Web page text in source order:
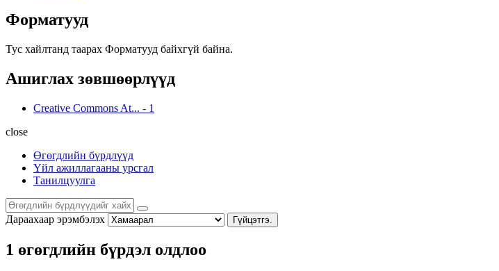
Форматууд
Тус хайлтанд таарах Форматууд байхгүй байна.
Ашиглах зөвшөөрлүүд
Creative Commons At... - 1
close
Өгөгдлийн бүрдлүүд
Үйл ажиллагааны урсгал
Танилцуулга
Дараахаар эрэмбэлэх Гүйцэтгэ.
1 өгөгдлийн бүрдэл олдлоо